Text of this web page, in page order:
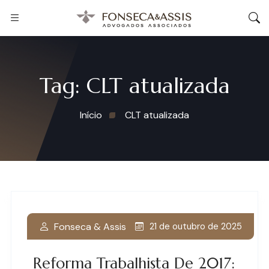
Tag: CLT atualizada
Início CLT atualizada
Reforma Trabalhista De 2017:
Fonseca & Assis 21 de outubro de 2025